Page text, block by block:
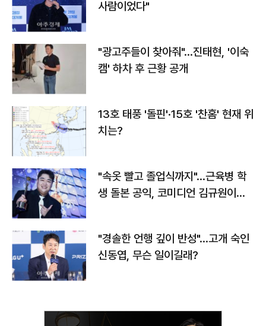
사람이었다"
"광고주들이 찾아줘"…진태현, '이숙
캠' 하차 후 근황 공개
13호 태풍 '돌핀'·15호 '찬홈' 현재 위
치는?
"속옷 빨고 졸업식까지"…근육병 학
생 돌본 공익, 코미디언 김규원이었
"경솔한 언행 깊이 반성"…고개 숙인
신동엽, 무슨 일이길래?